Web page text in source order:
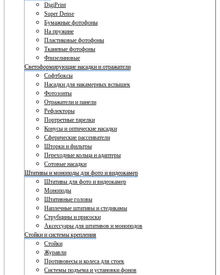
DigiPrint
Super Dense
Бумажные фотофоны
На пружине
Пластиковые фотофоны
Тканевые фотофоны
Флизелиновые
Светоформирующие насадки и отражатели
Софтбоксы
Насадки для накамерных вспышек
Фотозонты
Отражатели и панели
Рефлекторы
Портретные тарелки
Конусы и оптические насадки
Сферические рассеиватели
Шторки и фильтры
Переходные кольца и адаптеры
Сотовые насадки
Штативы и моноподы для фото и видеокамер
Штативы для фото и видеокамер
Моноподы
Штативные головы
Наплечные штативы и стедикамы
Струбцины и присоски
Аксессуары для штативов и моноподов
Стойки и системы крепления
Стойки
Журавли
Противовесы и колеса для стоек
Системы подъема и установки фонов